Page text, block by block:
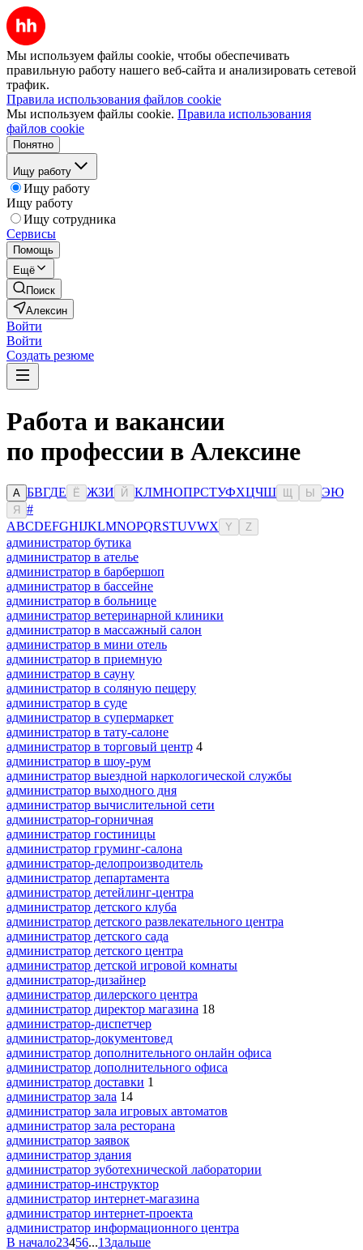
Мы используем файлы cookie, чтобы обеспечивать
правильную работу нашего веб-сайта и анализировать сетевой
трафик.
Правила использования файлов cookie
Мы используем файлы cookie. Правила использования
файлов cookie
Понятно
Ищу работу
Ищу работу
Ищу работу
Ищу сотрудника
Сервисы
Помощь
Ещё
Поиск
Алексин
Войти
Войти
Создать резюме
Работа и вакансии
по профессии в Алексине
А БВГДЕ Ё ЖЗИ Й КЛМНОПРСТУФХЦЧШ Ы ЭЮ
Я
#
ABCDEFGHIJKLMNOPQRSTUVWX Y Z
администратор бутика
администратор в ателье
администратор в барбершоп
администратор в бассейне
администратор в больнице
администратор ветеринарной клиники
администратор в массажный салон
администратор в мини отель
администратор в приемную
администратор в сауну
администратор в соляную пещеру
администратор в суде
администратор в супермаркет
администратор в тату-салоне
администратор в торговый центр 4
администратор в шоу-рум
администратор выездной наркологической службы
администратор выходного дня
администратор вычислительной сети
администратор-горничная
администратор гостиницы
администратор груминг-салона
администратор-делопроизводитель
администратор департамента
администратор детейлинг-центра
администратор детского клуба
администратор детского развлекательного центра
администратор детского сада
администратор детского центра
администратор детской игровой комнаты
администратор-дизайнер
администратор дилерского центра
администратор директор магазина 18
администратор-диспетчер
администратор-документовед
администратор дополнительного онлайн офиса
администратор дополнительного офиса
администратор доставки 1
администратор зала 14
администратор зала игровых автоматов
администратор зала ресторана
администратор заявок
администратор здания
администратор зуботехнической лаборатории
администратор-инструктор
администратор интернет-магазина
администратор интернет-проекта
администратор информационного центра
В начало23456...13дальше